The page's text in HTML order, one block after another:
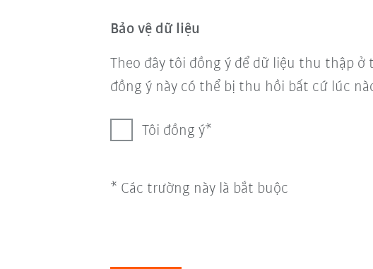
Bảo vệ dữ liệu
Theo đây tôi đồng ý để dữ liệu thu thập
đồng ý này có thể bị thu hồi bất cứ lúc
Tôi đồng ý
* Các trường này là bắt buộc